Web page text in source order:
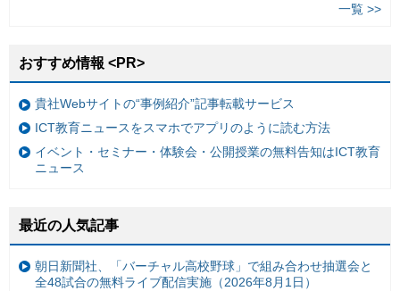
一覧 >>
おすすめ情報 <PR>
貴社Webサイトの“事例紹介”記事転載サービス
ICT教育ニュースをスマホでアプリのように読む方法
イベント・セミナー・体験会・公開授業の無料告知はICT教育
ニュース
最近の人気記事
朝日新聞社、「バーチャル高校野球」で組み合わせ抽選会と
全48試合の無料ライブ配信実施（2026年8月1日）